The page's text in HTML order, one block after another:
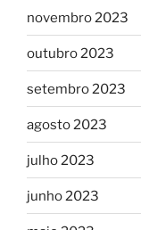
novembro 2023
outubro 2023
setembro 2023
agosto 2023
julho 2023
junho 2023